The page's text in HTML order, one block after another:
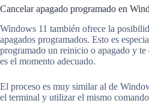
Cancelar apagado programado en
Windows 11 también ofrece la
apagados programados. Esto es
programado un reinicio o apagado y te
es el momento adecuado.
El proceso es muy similar al de
el terminal y utilizar el mismo